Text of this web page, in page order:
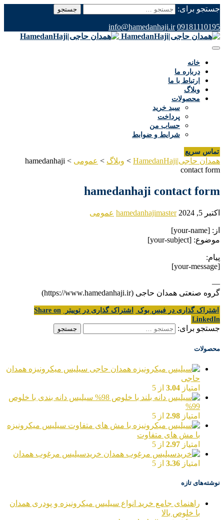
جستجو برای:
09181110195
info@hamedanhaji.ir
خانه
درباره ما
ارتباط با ما
وبلاگ
محصولات
سبد خرید
پرداخت
حساب من
شرایط و ضوابط
تماس سریع
همدان حاجی|HamedanHaji > وبلاگ > عمومی >
hamedanhaji
contact form
hamedanhaji contact form
اکتبر 5, 2024 hamedanhajimaster عمومی
از: [your-name]
موضوع: [your-subject]
پیام:
[your-message]
—
گروه صنعتی همدان حاجی (https://www.hamedanhaji.ir)
اشتراک گذاری در فیس بوک اشتراک گذاری در توییتر
Share on
LinkedIn
جستجو برای:
محصولات
سیلیس میکرونیزه همدان
حاجی
امتیاز 3.04 از 5
سیلیس دانه بندی با خلوص
99%
امتیاز 2.98 از 5
سیلیس میکرونیزه
با مش های متفاوت
امتیاز 2.97 از 5
خریدسیلیس مرغوب همدان
امتیاز 3.36 از 5
نوشته‌های تازه
راهنمای جامع خرید انواع سیلیس میکرونیزه و پودری همدان
با خلوص بالا